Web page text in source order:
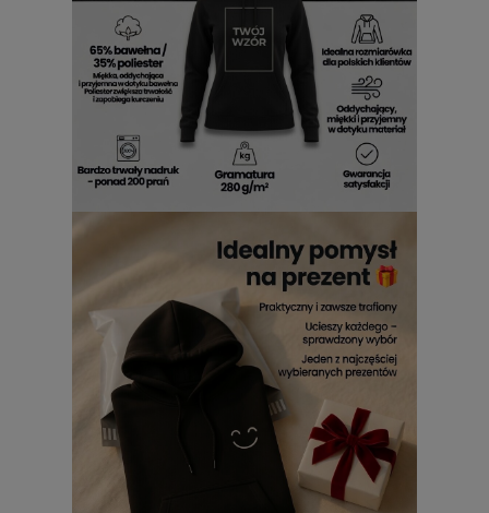
W świecie, w którym wszystko musi być perfekcyjne,
damskie Pat i Mat z kapturem
przypominają, że czasem
warto po prostu się uśmiechnąć. Ich niepowtarzalny styl
mówi: „popełniamy błędy, ale robimy to z klasą”. Idealne na
co dzień – do kawiarni, na uczelnię, do pracy zdalnej czy
leniwe popołudnie.
Bluza damska Sąsiedzi z kapturem
tej odsłonie to odrobina autoironii zamknięta w przytulnej
formie. W końcu nie ma nic przyjemniejszego niż odrobina
dystansu, który można dosłownie założyć na siebie. Gdy do
gry wchodzidamska bluza Pat i Mat z kapturem
nabiera charakteru.
Dla kogo bluza Sąsiedzi damska z
kapturem będzie strzałem w
dziesiątkę?
Jeśli cenisz sobie wygodę, humor i nieco nieoczywisty styl,
bluza z kapturem Sąsiedzi damskajest właśnie dla
Ciebie. Sprawdzi się u każdego, kto lubi modę z
przymrużeniem oka i potrafi śmiać się z własnych przygód –
dokładnie jak kultowy duet, który ją zainspirował. Bluzy
damskie Pat i Mat z kapturem
to idealny wybór dla tych,
którzy nie chcą wyglądać jak wszyscy, lecz cenią
oryginalność i pozytywną energię. Jeśli marzysz o